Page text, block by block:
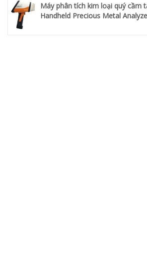
Máy phân tích kim loại quý cầm
Handheld Precious Metal